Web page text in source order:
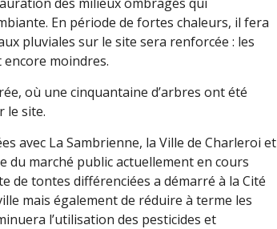
En période de fortes chaleurs, il fera
pluviales sur le site sera renforcée : les
moindres.
où une cinquantaine d’arbres ont été
le site.
avec La Sambrienne, la Ville de Charleroi et
du marché public actuellement en cours
de tontes différenciées a démarré à la Cité
mais également de réduire à terme les
l’utilisation des pesticides et